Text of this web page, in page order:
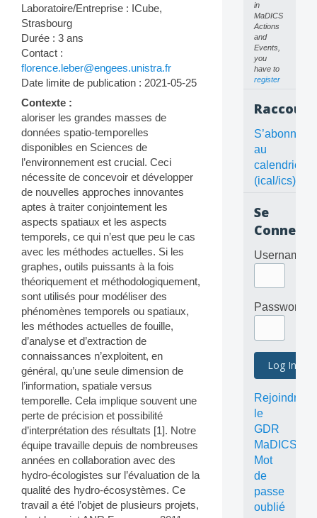
Laboratoire/Entreprise : ICube,
Strasbourg
Durée : 3 ans
Contact :
florence.leber@engees.unistra.fr
Date limite de publication : 2021-05-25
Contexte :
aloriser les grandes masses de
données spatio-temporelles
disponibles en Sciences de
l’environnement est crucial. Ceci
nécessite de concevoir et développer
de nouvelles approches innovantes
aptes à traiter conjointement les
aspects spatiaux et les aspects
temporels, ce qui n’est que peu le cas
avec les méthodes actuelles. Si les
graphes, outils puissants à la fois
théoriquement et méthodologiquement,
sont utilisés pour modéliser des
phénomènes temporels ou spatiaux,
les méthodes actuelles de fouille,
d’analyse et d’extraction de
connaissances n’exploitent, en
général, qu’une seule dimension de
l’information, spatiale versus
temporelle. Cela implique souvent une
perte de précision et possibilité
d’interprétation des résultats [1]. Notre
équipe travaille depuis de nombreuses
années en collaboration avec des
hydro-écologistes sur l’évaluation de la
qualité des hydro-écosystèmes. Ce
travail a été l’objet de plusieurs projets,
in
MaDICS
Actions
and
Events,
you
have to
register
S’abonner
au
calendrier
(ical/ics)
Se
Username
Password
Rejoindre
le
GDR
MaDICS
Mot
de
passe
oublié